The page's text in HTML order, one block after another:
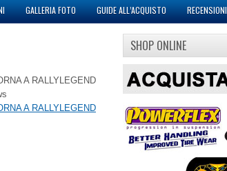
GALLERIA FOTO GUIDE ALL’ACQUISTO RECENSIONI
A RALLYLEGEND
A RALLYLEGEND
SHOP ONLINE